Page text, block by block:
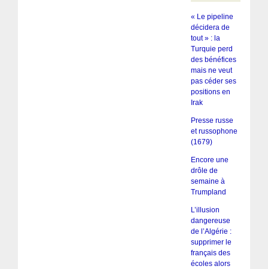
« Le pipeline
décidera de
tout » : la
Turquie perd
des bénéfices
mais ne veut
pas céder ses
positions en
Irak
Presse russe
et russophone
(1679)
Encore une
drôle de
semaine à
Trumpland
L’illusion
dangereuse
de l’Algérie :
supprimer le
français des
écoles alors